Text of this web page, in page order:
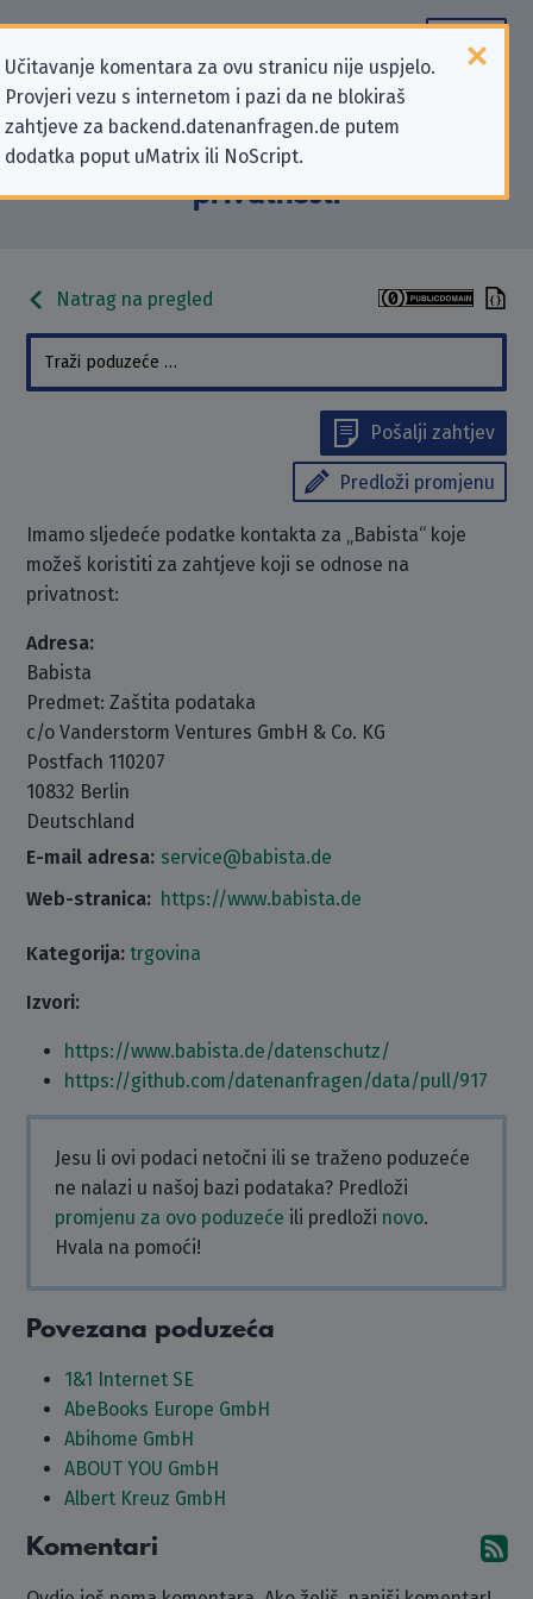
Učitavanje komentara za ovu stranicu nije uspjelo.
Provjeri vezu s internetom i pazi da ne blokiraš
zahtjeve za backend.datenanfragen.de putem
dodatka poput uMatrix ili NoScript.
Podaci kontakta „Babista” koji se
odnose na zahtjeve za zaštitu
privatnosti
Natrag na pregled
Pošalji zahtjev
Predloži promjenu
Imamo sljedeće podatke kontakta za „Babista“ koje
možeš koristiti za zahtjeve koji se odnose na
privatnost:
Adresa:
Babista
Predmet: Zaštita podataka
c/o Vanderstorm Ventures GmbH & Co. KG
Postfach 110207
10832 Berlin
Deutschland
E-mail adresa: service@babista.de
Web-stranica: https://www.babista.de
Kategorija: trgovina
Izvori:
https://www.babista.de/datenschutz/
https://github.com/datenanfragen/data/pull/917
Jesu li ovi podaci netočni ili se traženo poduzeće
ne nalazi u našoj bazi podataka? Predloži
promjenu za ovo poduzeće ili predloži novo.
Hvala na pomoći!
Povezana poduzeća
1&1 Internet SE
AbeBooks Europe GmbH
Abihome GmbH
ABOUT YOU GmbH
Albert Kreuz GmbH
Komentari